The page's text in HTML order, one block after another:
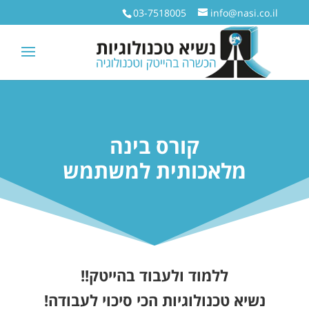
03-7518005 info@nasi.co.il
קורס בינה
מלאכותית למשתמש
ללמוד ולעבוד בהייטק!!
נשיא טכנולוגיות הכי סיכוי לעבודה!